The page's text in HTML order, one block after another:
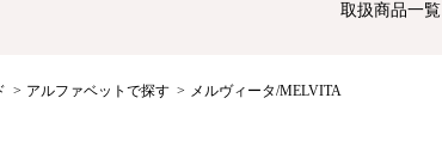
取扱商品一覧
アルファベットで探す メルヴィータ/MELVITA